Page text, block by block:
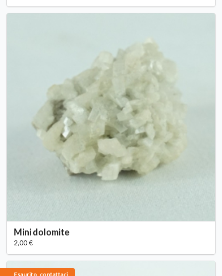
Mini dolomite
2,00 €
Esaurito, contattaci